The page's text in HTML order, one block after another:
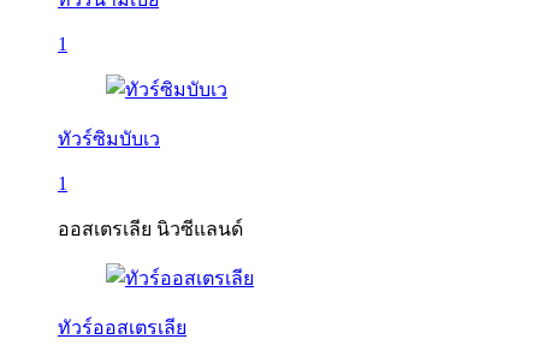
1
ทัวร์ซิมบับเว
1
ออสเตรเลีย นิวซีแลนด์
ทัวร์ออสเตรเลีย